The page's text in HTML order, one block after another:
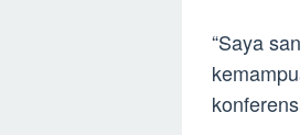
“Saya